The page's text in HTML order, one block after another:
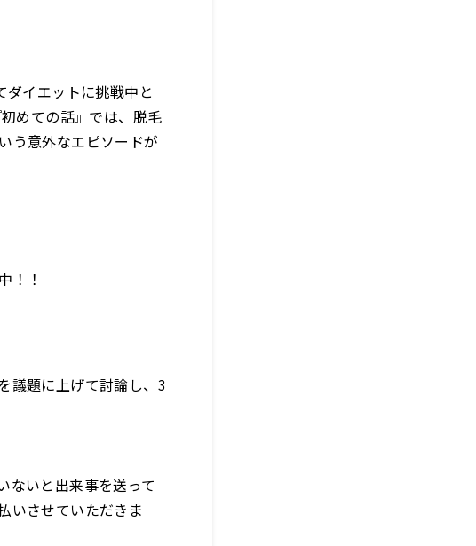
イエットに挑戦中と
めての話』では、脱毛
う意外なエピソードが
！！
議題に上げて討論し、3
ないと出来事を送って
いさせていただきま